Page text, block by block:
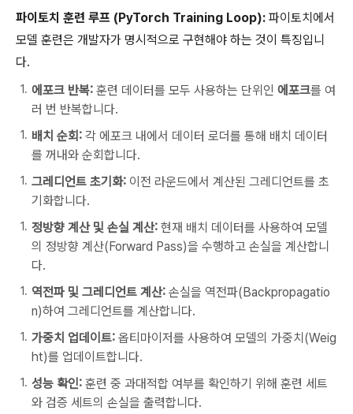
파이토치 훈련 루프 (PyTorch Training Loop): 파이토치에서
모델 훈련은 개발자가 명시적으로 구현해야 하는 것이 특징입니
다.
에포크 반복: 훈련 데이터를 모두 사용하는 단위인 에포크를 여
러 번 반복합니다.
배치 순회: 각 에포크 내에서 데이터 로더를 통해 배치 데이터
를 꺼내와 순회합니다.
그레디언트 초기화: 이전 라운드에서 계산된 그레디언트를 초
기화합니다.
정방향 계산 및 손실 계산: 현재 배치 데이터를 사용하여 모델
의 정방향 계산(Forward Pass)을 수행하고 손실을 계산합니
다.
역전파 및 그레디언트 계산: 손실을 역전파(Backpropagatio
n)하여 그레디언트를 계산합니다.
가중치 업데이트: 옵티마이저를 사용하여 모델의 가중치(Weig
ht)를 업데이트합니다.
성능 확인: 훈련 중 과대적합 여부를 확인하기 위해 훈련 세트
와 검증 세트의 손실을 출력합니다.